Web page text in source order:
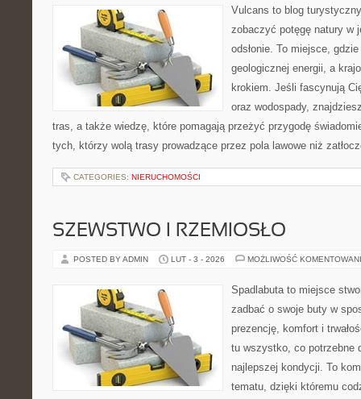
Vulcans to blog
zobaczyć potęgę natury w
odsłonie. To miejsce,
geologicznej energii, a
krokiem. Jeśli fascynują
oraz wodospady,
tras, a także wiedzę, które pomagają przeżyć przygodę
tych, którzy wolą trasy prowadzące przez pola lawowe niż
CATEGORIES: NIERUCHOMOŚCI
SZEWSTWO I RZEMIOSŁO
POSTED BY ADMIN LUT - 3 - 2026 MOŻLIWOŚĆ
Spadlabuta to miejsce
zadbać o swoje buty w
prezencję, komfort i
tu wszystko, co potrzebne
najlepszej kondycji. To
tematu, dzięki któremu